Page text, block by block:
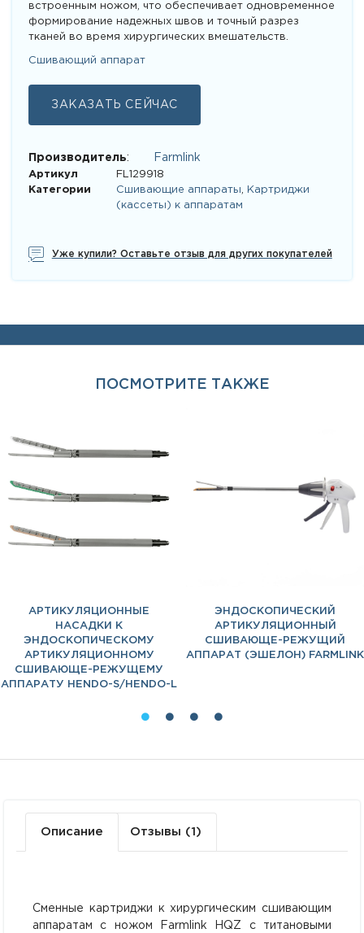
встроенным ножом, что обеспечивает одновременное
формирование надежных швов и точный разрез
тканей во время хирургических вмешательств.
Сшивающий аппарат
ЗАКАЗАТЬ СЕЙЧАС
Производитель: Farmlink
Артикул
FL129918
Категории
Сшивающие аппараты
Картриджи
(кассеты) к аппаратам
Уже купили? Оставьте отзыв для других покупателей
ПОСМОТРИТЕ ТАКЖЕ
АРТИКУЛЯЦИОННЫЕ
НАСАДКИ К
ЭНДОСКОПИЧЕСКОМУ
АРТИКУЛЯЦИОННОМУ
СШИВАЮЩЕ-РЕЖУЩЕМУ
АППАРАТУ HENDO-S/HENDO-L
ЭНДОСКОПИЧЕСКИЙ
АРТИКУЛЯЦИОННЫЙ
СШИВАЮЩЕ-РЕЖУЩИЙ
АППАРАТ (ЭШЕЛОН) FARMLINK
Описание Отзывы (1)
Сменные картриджи к хирургическим сшивающим
аппаратам с ножом Farmlink HQZ с титановыми